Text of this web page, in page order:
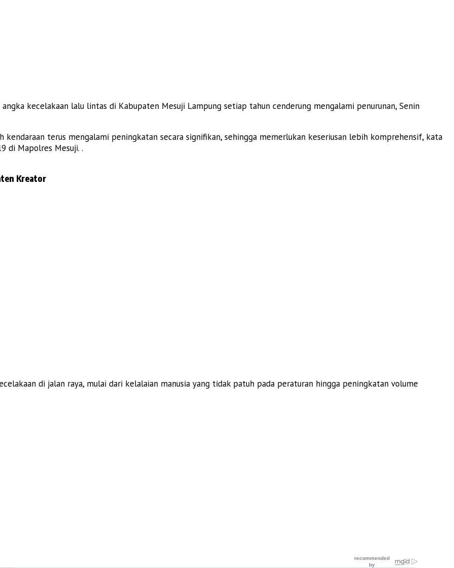
kecelakaan lalu lintas di Kabupaten Mesuji Lampung setiap tahun cenderung mengalami penurunan, Senin
terus mengalami peningkatan secara signifikan, sehingga memerlukan keseriusan lebih komprehensif, kata
di Mapolres Mesuji. .
Kreator
di jalan raya, mulai dari kelalaian manusia yang tidak patuh pada peraturan hingga peningkatan volume